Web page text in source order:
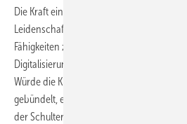
Die Kraft einer vereinten Stimme,
Leidenschaft, wäre wahrlich der
Fähigkeiten zu bewahren und gleichzeitig
Digitalisierung und der Energiewende
Würde die Kraft des internationalen
gebündelt, entstünde etwas wirklich
der Schulterschluss auf allen genannten